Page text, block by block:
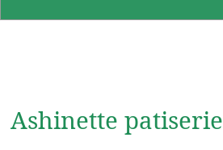
Ashinette patiserie